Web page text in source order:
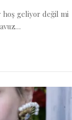
hoş geliyor değil mi